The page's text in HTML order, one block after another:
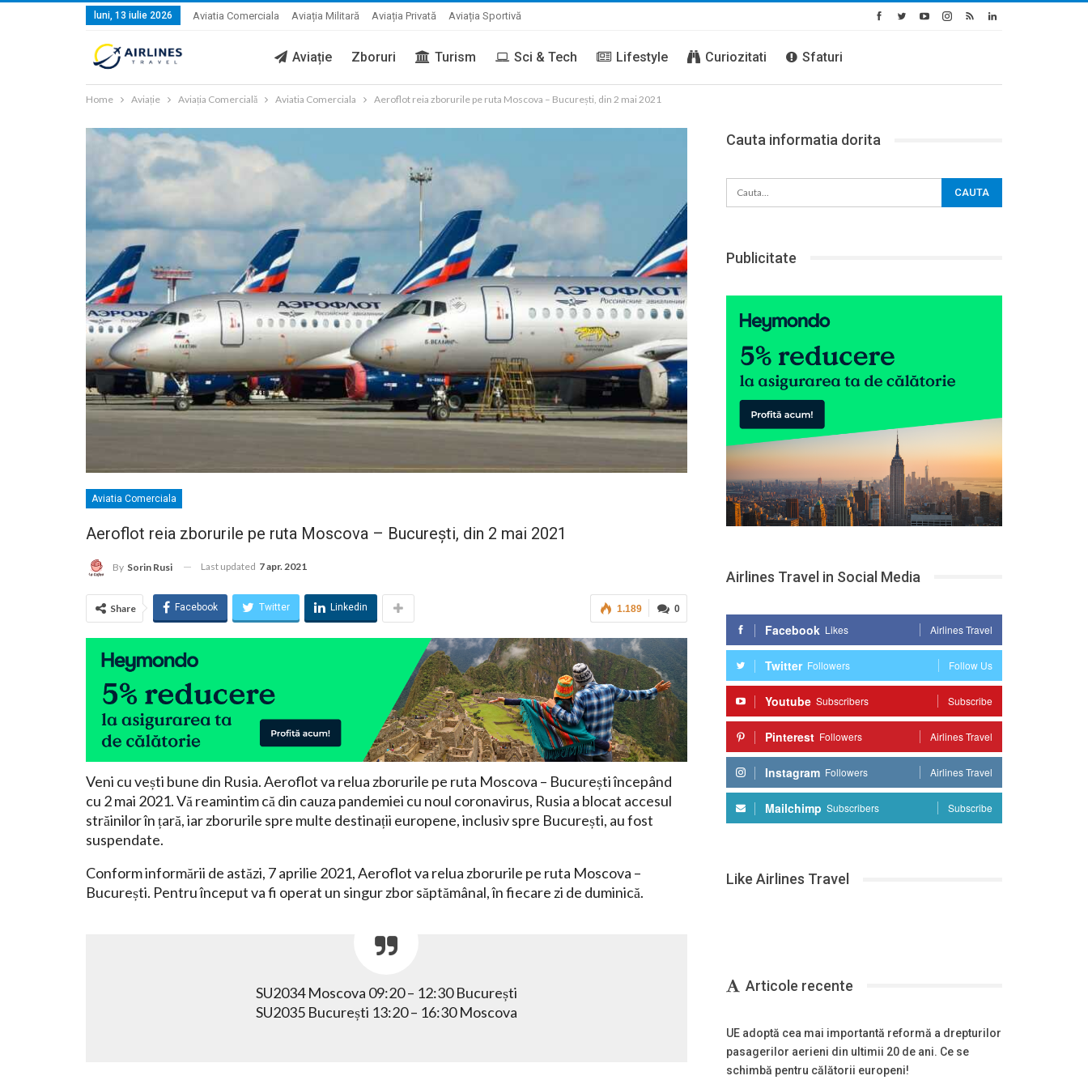
luni, 13 iulie 2026 Aviatia Comerciala Aviația Militară Aviația Privată Aviația Sportivă
Aviație Zboruri Turism Sci & Tech Lifestyle Curiozitati Sfaturi
Home Aviație Aviația Comercială Aviatia Comerciala Aeroflot reia zborurile pe ruta Moscova – București, din 2 mai 2021
Aviatia Comerciala
Aeroflot reia zborurile pe ruta Moscova – București, din 2 mai 2021
By Sorin Rusi Last updated 7 apr. 2021
0
1.189
Share Facebook Twitter Linkedin
Veni cu vești bune din Rusia. Aeroflot va relua zborurile pe ruta Moscova – București începând
cu 2 mai 2021. Vă reamintim că din cauza pandemiei cu noul coronavirus, Rusia a blocat accesul
străinilor în țară, iar zborurile spre multe destinații europene, inclusiv spre București, au fost
suspendate.
Conform informării de astăzi, 7 aprilie 2021, Aeroflot va relua zborurile pe ruta Moscova –
București. Pentru început va fi operat un singur zbor săptămânal, în fiecare zi de duminică.
SU2034 Moscova 09:20 – 12:30 București
SU2035 București 13:20 – 16:30 Moscova
Cauta informatia dorita
Publicitate
Airlines Travel in Social Media
Facebook Likes Airlines Travel
Twitter Followers Follow Us
Youtube Subscribers Subscribe
Pinterest Followers Airlines Travel
Instagram Followers Airlines Travel
Mailchimp Subscribers Subscribe
Like Airlines Travel
Articole recente
UE adoptă cea mai importantă reformă a drepturilor
pasagerilor aerieni din ultimii 20 de ani. Ce se
schimbă pentru călătorii europeni!